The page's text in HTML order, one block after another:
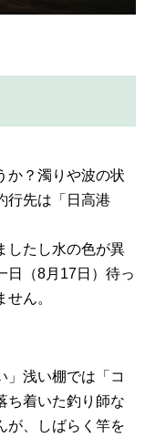
か？濁りや波の状
行先は「日高港
したし水の色が異
日（8月17日）待っ
ん。
」浅い棚では「コ
ち着いた釣り師な
が、しばらく竿を